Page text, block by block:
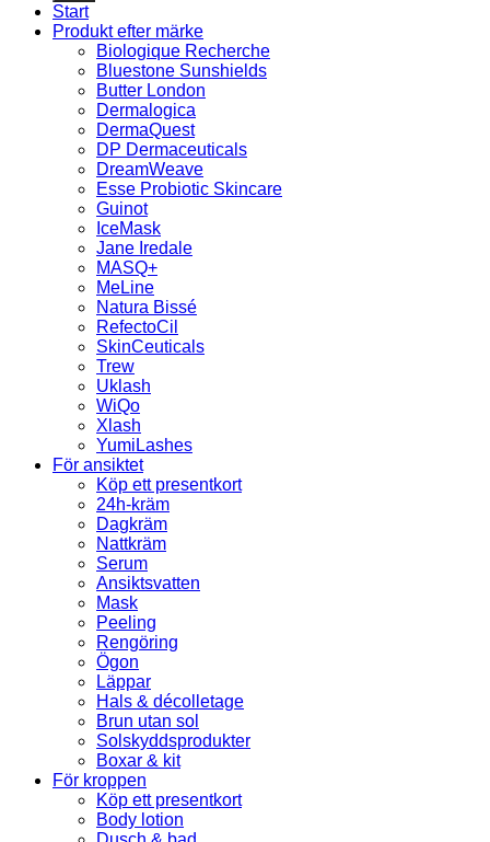
Start
Produkt efter märke
Biologique Recherche
Bluestone Sunshields
Butter London
Dermalogica
DermaQuest
DP Dermaceuticals
DreamWeave
Esse Probiotic Skincare
Guinot
IceMask
Jane Iredale
MASQ+
MeLine
Natura Bissé
RefectoCil
SkinCeuticals
Trew
Uklash
WiQo
Xlash
YumiLashes
För ansiktet
Köp ett presentkort
24h-kräm
Dagkräm
Nattkräm
Serum
Ansiktsvatten
Mask
Peeling
Rengöring
Ögon
Läppar
Hals & décolletage
Brun utan sol
Solskyddsprodukter
Boxar & kit
För kroppen
Köp ett presentkort
Body lotion